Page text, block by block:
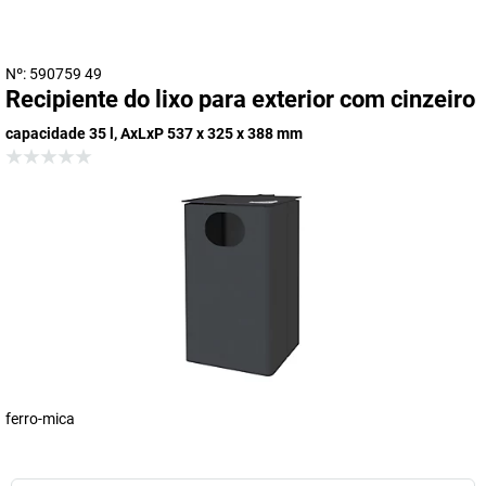
Nº: 590759 49
Recipiente do lixo para exterior com cinzeiro
capacidade 35 l, AxLxP 537 x 325 x 388 mm
ferro-mica